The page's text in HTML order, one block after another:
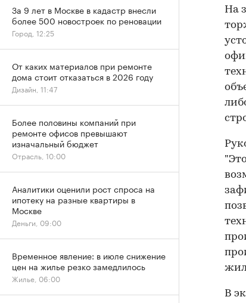
На
В
За 9 лет в Москве в кадастр внесли
более 500 новостроек по реновации
Город, 12:25
От каких материалов при ремонте
дома стоит отказаться в 2026 году
Дизайн, 11:47
Более половины компаний при
ремонте офисов превышают
изначальный бюджет
Отрасль, 10:00
Аналитики оценили рост спроса на
ипотеку на разные квартиры в
Москве
Деньги, 09:00
Временное явление: в июле снижение
цен на жилье резко замедлилось
Жилье, 06:00